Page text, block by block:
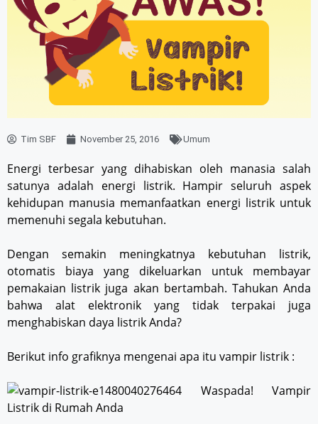
Tim SBF November 25, 2016 Umum
Energi terbesar yang dihabiskan oleh manasia salah
satunya adalah energi listrik. Hampir seluruh aspek
kehidupan manusia memanfaatkan energi listrik untuk
memenuhi segala kebutuhan.
Dengan semakin meningkatnya kebutuhan listrik,
otomatis biaya yang dikeluarkan untuk membayar
pemakaian listrik juga akan bertambah. Tahukan Anda
bahwa alat elektronik yang tidak terpakai juga
menghabiskan daya listrik Anda?
Berikut info grafiknya mengenai apa itu vampir listrik :